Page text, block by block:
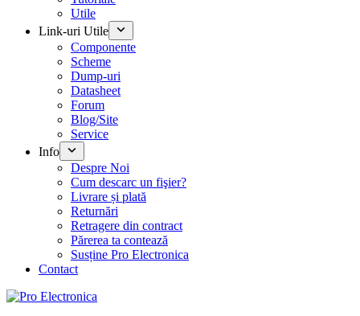
Utile
Link-uri Utile
Componente
Scheme
Dump-uri
Datasheet
Forum
Blog/Site
Service
Info
Despre Noi
Cum descarc un fişier?
Livrare și plată
Returnări
Retragere din contract
Părerea ta contează
Susține Pro Electronica
Contact